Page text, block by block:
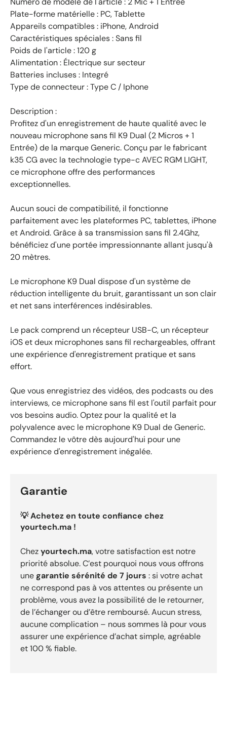
Plate-forme matérielle : PC, Tablette
Appareils compatibles : iPhone, Android
Caractéristiques spéciales : Sans fil
Poids de l'article : 120 g
Alimentation : Électrique sur secteur
Batteries incluses : Integré
Type de connecteur : Type C / Iphone
Description :
Profitez d'un enregistrement de haute qualité avec le
nouveau microphone sans fil K9 Dual (2 Micros + 1
Entrée) de la marque Generic. Conçu par le fabricant
k35 CG avec la technologie type-c AVEC RGM LIGHT,
ce microphone offre des performances
exceptionnelles.
Aucun souci de compatibilité, il fonctionne
parfaitement avec les plateformes PC, tablettes, iPhone
et Android. Grâce à sa transmission sans fil 2.4Ghz,
bénéficiez d'une portée impressionnante allant jusqu'à
20 mètres.
Le microphone K9 Dual dispose d'un système de
réduction intelligente du bruit, garantissant un son clair
et net sans interférences indésirables.
Le pack comprend un récepteur USB-C, un récepteur
iOS et deux microphones sans fil rechargeables, offrant
une expérience d'enregistrement pratique et sans
effort.
Que vous enregistriez des vidéos, des podcasts ou des
interviews, ce microphone sans fil est l'outil parfait pour
vos besoins audio. Optez pour la qualité et la
polyvalence avec le microphone K9 Dual de Generic.
Commandez le vôtre dès aujourd'hui pour une
expérience d'enregistrement inégalée.
Garantie
💡 Achetez en toute confiance chez
yourtech.ma !
Chezyourtech.ma, votre satisfaction est notre
priorité absolue. C’est pourquoi nous vous offrons
unegarantie sérénité de 7 jours : si votre achat
ne correspond pas à vos attentes ou présente un
problème, vous avez la possibilité de le retourner,
de l’échanger ou d’être remboursé. Aucun stress,
aucune complication – nous sommes là pour vous
assurer une expérience d’achat simple, agréable
et 100 % fiable.